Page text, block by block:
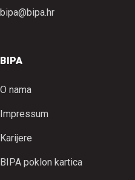
bipa@bipa.hr
BIPA
O nama
Impressum
Karijere
BIPA poklon kartica